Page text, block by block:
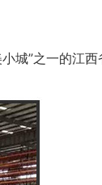
城”之一的江